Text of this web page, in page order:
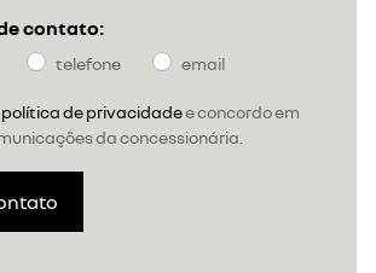
contato:
telefone email
política de privacidadee concordo em
da concessionária.